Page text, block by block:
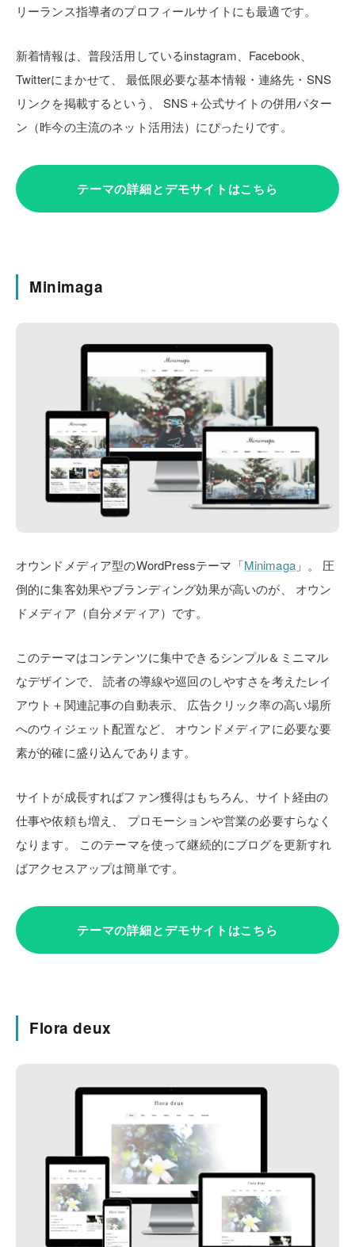
リーランス指導者のプロフィールサイトにも最適です。
新着情報は、普段活用しているinstagram、Facebook、
Twitterにまかせて、
最低限必要な基本情報・連絡先・SNS
リンクを掲載するという、
SNS＋公式サイトの併用パター
ン（昨今の主流のネット活用法）にぴったりです。
テーマの詳細とデモサイトはこちら
Minimaga
オウンドメディア型のWordPressテーマ「Minimaga」。
圧
倒的に集客効果やブランディング効果が高いのが、
オウン
ドメディア（自分メディア）です。
このテーマはコンテンツに集中できるシンプル＆ミニマル
なデザインで、
読者の導線や巡回のしやすさを考えたレイ
アウト＋関連記事の自動表示、
広告クリック率の高い場所
へのウィジェット配置など、
オウンドメディアに必要な要
素が的確に盛り込んであります。
サイトが成長すればファン獲得はもちろん、サイト経由の
仕事や依頼も増え、
プロモーションや営業の必要すらなく
なります。
このテーマを使って継続的にブログを更新すれ
ばアクセスアップは簡単です。
テーマの詳細とデモサイトはこちら
Flora deux